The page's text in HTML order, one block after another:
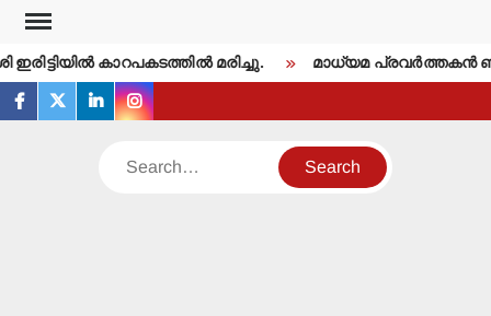
Skip
content
കാറപകടത്തില്‍ മരിച്ചു. മാധ്യമ പ്രവര്‍ത്തകന്‍
facebook
twitterlinkedininstagram
Search